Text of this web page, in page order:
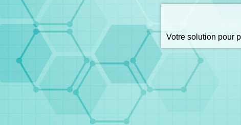
Votre solution pour